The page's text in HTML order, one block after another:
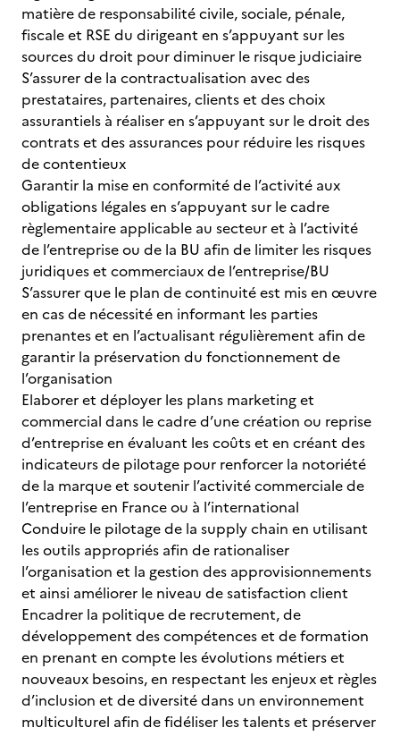
matière de responsabilité civile, sociale, pénale,
fiscale et RSE du dirigeant en s’appuyant sur les
sources du droit pour diminuer le risque judiciaire
S’assurer de la contractualisation avec des
prestataires, partenaires, clients et des choix
assurantiels à réaliser en s’appuyant sur le droit des
contrats et des assurances pour réduire les risques
de contentieux
Garantir la mise en conformité de l’activité aux
obligations légales en s’appuyant sur le cadre
règlementaire applicable au secteur et à l’activité
de l’entreprise ou de la BU afin de limiter les risques
juridiques et commerciaux de l’entreprise/BU
S’assurer que le plan de continuité est mis en œuvre
en cas de nécessité en informant les parties
prenantes et en l’actualisant régulièrement afin de
garantir la préservation du fonctionnement de
l’organisation
Elaborer et déployer les plans marketing et
commercial dans le cadre d’une création ou reprise
d’entreprise en évaluant les coûts et en créant des
indicateurs de pilotage pour renforcer la notoriété
de la marque et soutenir l’activité commerciale de
l’entreprise en France ou à l’international
Conduire le pilotage de la supply chain en utilisant
les outils appropriés afin de rationaliser
l’organisation et la gestion des approvisionnements
et ainsi améliorer le niveau de satisfaction client
Encadrer la politique de recrutement, de
développement des compétences et de formation
en prenant en compte les évolutions métiers et
nouveaux besoins, en respectant les enjeux et règles
d’inclusion et de diversité dans un environnement
multiculturel afin de fidéliser les talents et préserver